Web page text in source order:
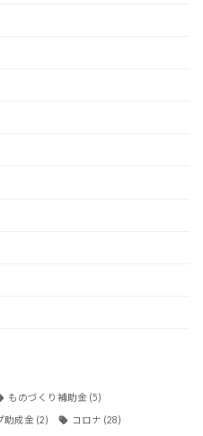
ものづくり補助金 (5)
助成金 (2) コロナ (28)